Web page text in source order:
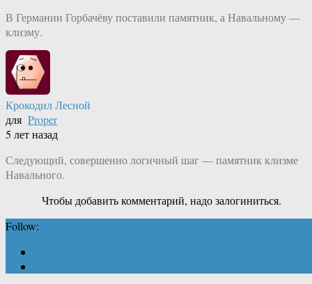
В Германии Горбачёву поставили памятник, а Навальному —
клизму.
Крокодил Лесной
для Proper
5 лет назад
Следующий, совершенно логичный шаг — памятник клизме
Навального.
Чтобы добавить комментарий, надо залогиниться.
Follow: